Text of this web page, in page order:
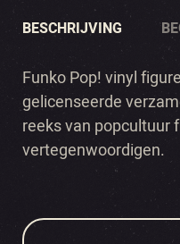
BESCHRIJVING
Funko Pop! vinyl
gelicenseerde
reeks van popcultuur
vertegenwoordigen.